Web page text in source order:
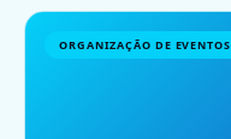
ORGANIZAÇÃO DE EVENTOS